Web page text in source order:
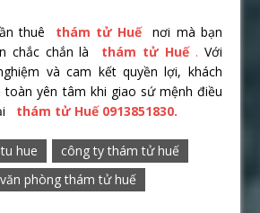
thuê thám tử Huế
nơi mà bạn
chắc chắn là
thám tử Huế . Với
và cam kết quyền lợi, khách
toàn yên tâm khi giao sứ mệnh điều
thám tử Huế 0913851830.
hue
công ty thám tử huế
văn phòng thám tử huế